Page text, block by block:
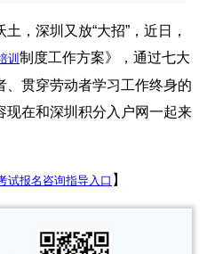
，深圳又放“大招”，近日，
训 制度工作方案》，通过七大
、贯穿劳动者学习工作终身的
现在和深圳积分入户网一起来
试报名咨询指导入口 】